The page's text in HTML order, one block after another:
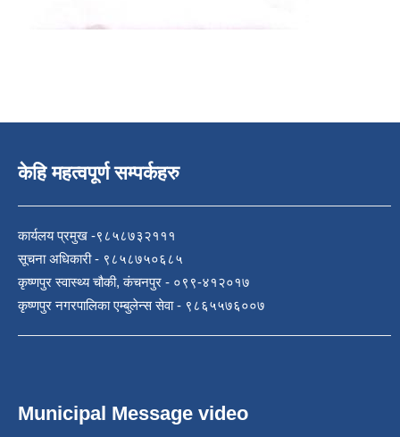
केहि महत्वपूर्ण सम्पर्कहरु
कार्यलय प्रमुख -९८५८७३२१११
सूचना अधिकारी - ९८५८७५०६८५
कृष्णपुर स्वास्थ्य चौकी, कंचनपुर - ०९९-४१२०१७
कृष्णपुर नगरपालिका एम्बुलेन्स सेवा - ९८६५५७६००७
Municipal Message video